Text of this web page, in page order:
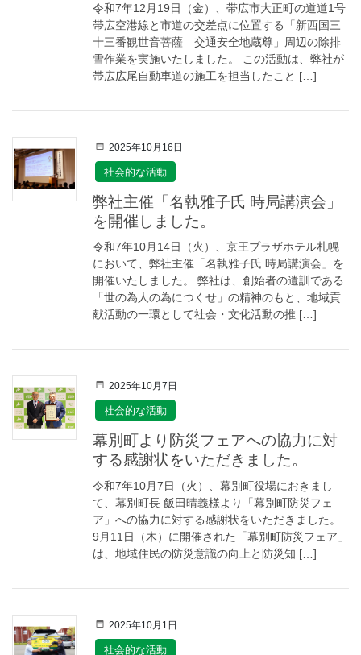
令和7年12月19日（金）、帯広市大正町の道道1号
帯広空港線と市道の交差点に位置する「新西国三
十三番観世音菩薩 交通安全地蔵尊」周辺の除排
雪作業を実施いたしました。 この活動は、弊社が
帯広広尾自動車道の施工を担当したこと […]
2025年10月16日
社会的な活動
弊社主催「名執雅子氏 時局講演会」
を開催しました。
令和7年10月14日（火）、京王プラザホテル札幌
において、弊社主催「名執雅子氏 時局講演会」を
開催いたしました。 弊社は、創始者の遺訓である
「世の為人の為につくせ」の精神のもと、地域貢
献活動の一環として社会・文化活動の推 […]
2025年10月7日
社会的な活動
幕別町より防災フェアへの協力に対
する感謝状をいただきました。
令和7年10月7日（火）、幕別町役場におきまし
て、幕別町長 飯田晴義様より「幕別町防災フェ
ア」への協力に対する感謝状をいただきました。
9月11日（木）に開催された「幕別町防災フェア」
は、地域住民の防災意識の向上と防災知 […]
2025年10月1日
社会的な活動